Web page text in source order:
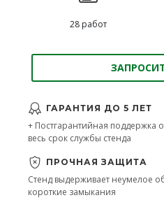
28 работ
ГАРАНТИЯ ДО 5 ЛЕТ
+ Постгарантийная поддержка
весь срок службы стенда
ПРОЧНАЯ ЗАЩИТА
Стенд выдерживает неумелое
короткие замыкания